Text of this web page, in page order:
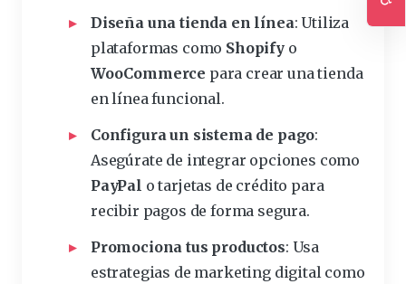
Diseña una tienda en línea: Utiliza
plataformas como Shopifyo
WooCommerce para crear una tienda
en línea funcional.
Configura un sistema de pago:
Asegúrate de integrar opciones como
PayPal o tarjetas de crédito para
recibir pagos de forma segura.
Promociona tus productos: Usa
estrategias de marketing digital como